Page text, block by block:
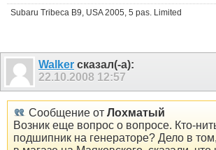
Subaru Tribeca B9, USA 2005, 5 pas. Limited
Walker сказал(-а):
22.10.2008 12:57
Сообщение от Лохматый
Возник еще вопрос о вопросе. Кто-
подшипник на генераторе? Дело в